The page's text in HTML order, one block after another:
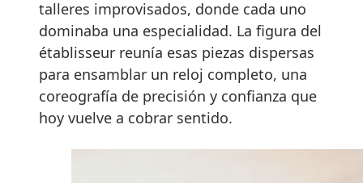
talleres improvisados, donde cada uno
dominaba una especialidad. La figura del
établisseur reunía esas piezas dispersas
para ensamblar un reloj completo, una
coreografía de precisión y confianza que
hoy vuelve a cobrar sentido.